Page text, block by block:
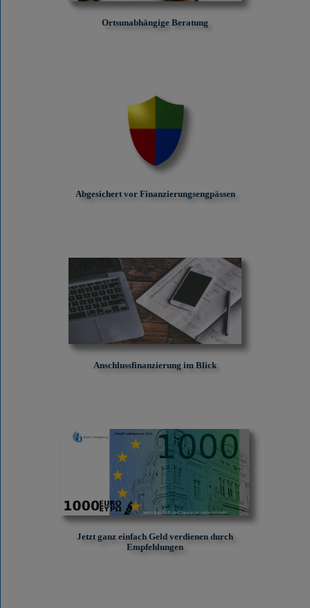
Ortsunabhängige Beratung
Abgesichert vor Finanzierungs­engpässen
Anschlussfinanzierung im Blick
Jetzt ganz einfach Geld verdienen durch
Empfehlungen